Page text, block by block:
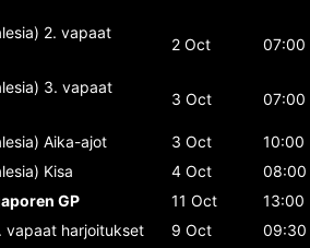
2. vapaat
2 Oct 07:00
3. vapaat
3 Oct 07:00
Aika-ajot 3 Oct
10:00
Kisa 4 Oct
08:00
GP
11 Oct
13:00
vapaat harjoitukset 9 Oct
09:30